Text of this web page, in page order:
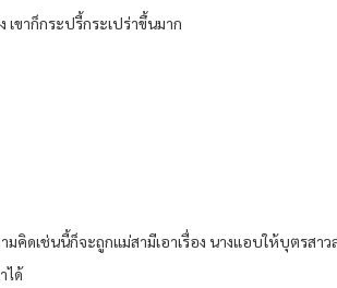
เขาก็กระปรี้กระเปร่าขึ้นมาก
ดเช่นนี้ก็จะถูกแม่สามีเอาเรื่อง นางแอบให้บุตรสาว
ได้